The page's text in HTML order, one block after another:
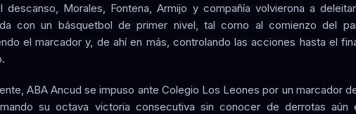
descanso, Morales, Fontena, Armijo y compañía volvierona a
con un básquetbol de primer nivel, tal como al comienzo del
el marcador y, de ahí en más, controlando las acciones hasta el
ABA Ancud se impuso ante Colegio Los Leones por un marcador
su octava victoria consecutiva sin conocer de derrotas aún